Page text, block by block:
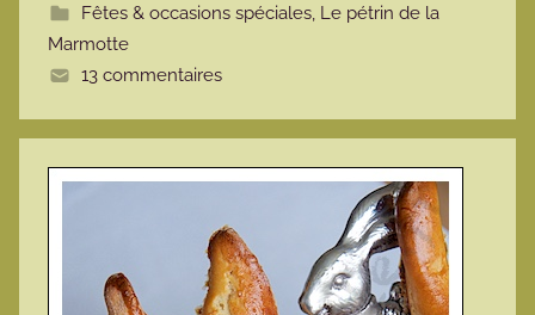
t
Fêtes & occasions spéciales, Le pétrin de la
Marmotte
13 commentaires